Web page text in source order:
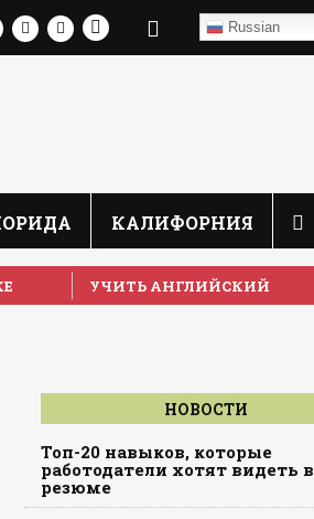
Russian
КАЛИФОРНИЯ
УЧИТЬ АНГЛИЙСКИЙ
НОВОСТИ
Топ-20 навыков, которые
работодатели хотят видеть в
резюме